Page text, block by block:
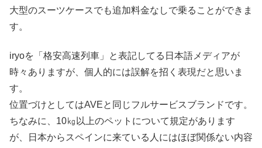
大型のスーツケースでも追加料金なしで乗ることができま
す。
iryoを「格安高速列車」と表記してる日本語メディアが
時々ありますが、個人的には誤解を招く表現だと思いま
す。
位置づけとしてはAVEと同じフルサービスブランドです。
ちなみに、10㎏以上のペットについて規定があります
が、日本からスペインに来ている人にはほぼ関係ない内容